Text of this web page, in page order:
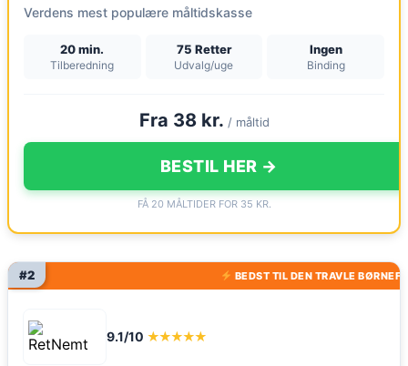
Verdens mest populære måltidskasse
20 min.
Tilberedning
75 Retter
Udvalg/uge
Ingen
Binding
Fra 38 kr. / måltid
BESTIL HER →
FÅ 20 MÅLTIDER FOR 35 KR.
BEDST TIL DEN TRAVLE
#2
9.1/10 ★★★★★